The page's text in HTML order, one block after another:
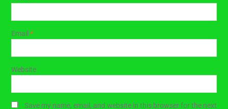
Email *
Website
Save my name, email, and website in this browser for the next